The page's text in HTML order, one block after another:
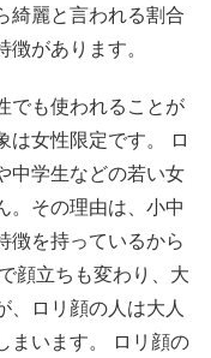
綺麗と言われる割合
があります。
でも使われることが
は女性限定です。 ロ
中学生などの若い女
。その理由は、小中
徴を持っているから
顔立ちも変わり、大
、ロリ顔の人は大人
まいます。 ロリ顔の